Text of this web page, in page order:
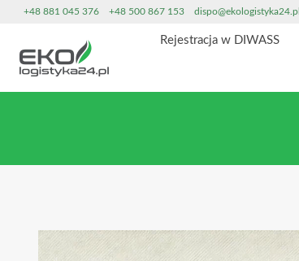
Przeskocz
treści
+48 881 045 376 +48 500 867 153 dispo@ekologistyka24.pl
Rejestracja w DIWASS